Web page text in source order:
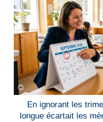
En ignorant les
longue écartait les